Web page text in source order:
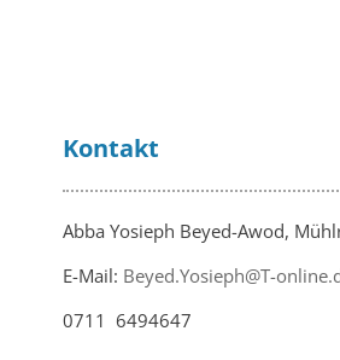
Kontakt
Abba Yosieph Beyed-Awod,
E-Mail: Beyed.Yosieph@T-
0711 6494647